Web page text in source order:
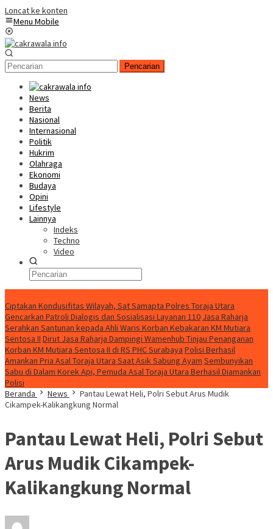
Loncat ke konten
Menu Mobile
Pencarian
News
Berita
Nasional
Internasional
Politik
Hukrim
Olahraga
Ekonomi
Budaya
Opini
Lifestyle
Lainnya
Indeks
Techno
Video
Ciptakan Kondusifitas Wilayah, Sat Samapta Polres Toraja Utara
Gencarkan Patroli Dialogis dan Sosialisasi Layanan 110 Jasa Raharja
Serahkan Santunan kepada Ahli Waris Korban Kebakaran KM Mutiara
Sentosa II Dirut Jasa Raharja Dampingi Wamenhub Tinjau Penanganan
Korban KM Mutiara Sentosa II di RS PHC Surabaya Polisi Berhasil
Amankan Pria Asal Toraja Utara Saat Asik Sabung Ayam Sembunyikan
Sabu di Dalam Korek Api, Pemuda Asal Toraja Utara Berhasil Diamankan
Polisi
Beranda
News
Pantau Lewat Heli, Polri Sebut Arus Mudik
Cikampek-Kalikangkung Normal
Pantau Lewat Heli, Polri Sebut
Arus Mudik Cikampek-
Kalikangkung Normal